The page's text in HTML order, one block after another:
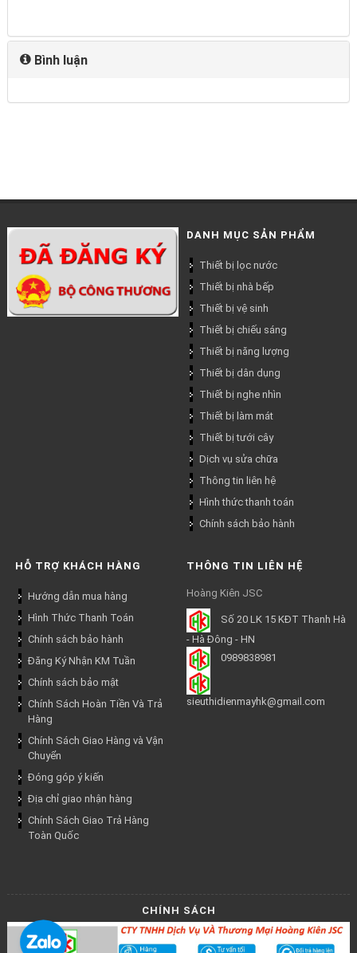
Bình luận
DANH MỤC SẢN PHẨM
Thiết bị lọc nước
Thiết bị nhà bếp
Thiết bị vệ sinh
Thiết bị chiếu sáng
Thiết bị năng lượng
Thiết bị dân dụng
Thiết bị nghe nhìn
Thiết bị làm mát
Thiết bị tưới cây
Dịch vụ sửa chữa
Thông tin liên hệ
Hình thức thanh toán
Chính sách bảo hành
HỖ TRỢ KHÁCH HÀNG
Hướng dẫn mua hàng
Hình Thức Thanh Toán
Chính sách bảo hành
Đăng Ký Nhận KM Tuần
Chính sách bảo mật
Chính Sách Hoàn Tiền Và Trả
Hàng
Chính Sách Giao Hàng và Vận
Chuyển
Đóng góp ý kiến
Địa chỉ giao nhận hàng
Chính Sách Giao Trả Hàng
Toàn Quốc
THÔNG TIN LIÊN HỆ
Hoàng Kiên JSC
Số 20 LK 15 KĐT Thanh Hà
- Hà Đông - HN
0989838981
sieuthidienmayhk@gmail.com
CHÍNH SÁCH